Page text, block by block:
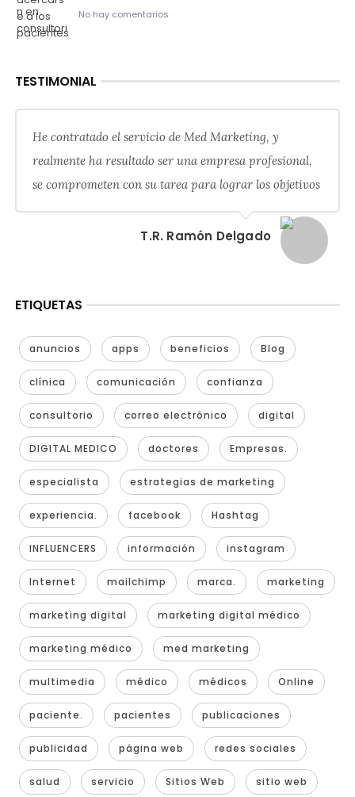
No hay comentarios
TESTIMONIAL
He contratado el servicio de Med Marketing, y
realmente ha resultado ser una empresa profesional,
se comprometen con su tarea para lograr los objetivos
T.R. Ramón Delgado
ETIQUETAS
anuncios apps beneficios Blog
clínica comunicación confianza
consultorio correo electrónico digital
DIGITAL MEDICO doctores Empresas.
especialista estrategias de marketing
experiencia. facebook Hashtag
INFLUENCERS información instagram
Internet mailchimp marca. marketing
marketing digital marketing digital médico
marketing médico med marketing
multimedia médico médicos Online
paciente. pacientes publicaciones
publicidad página web redes sociales
salud servicio Sitios Web sitio web